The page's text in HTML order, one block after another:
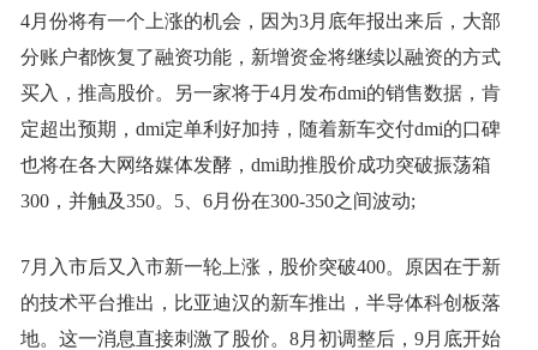
4月份将有一个上涨的机会，因为3月底年报出来后，大部
分账户都恢复了融资功能，新增资金将继续以融资的方式
买入，推高股价。另一家将于4月发布dmi的销售数据，肯
定超出预期，dmi定单利好加持，随着新车交付dmi的口碑
也将在各大网络媒体发酵，dmi助推股价成功突破振荡箱
300，并触及350。5、6月份在300-350之间波动;
7月入市后又入市新一轮上涨，股价突破400。原因在于新
的技术平台推出，比亚迪汉的新车推出，半导体科创板落
地。这一消息直接刺激了股价。8月初调整后，9月底开始